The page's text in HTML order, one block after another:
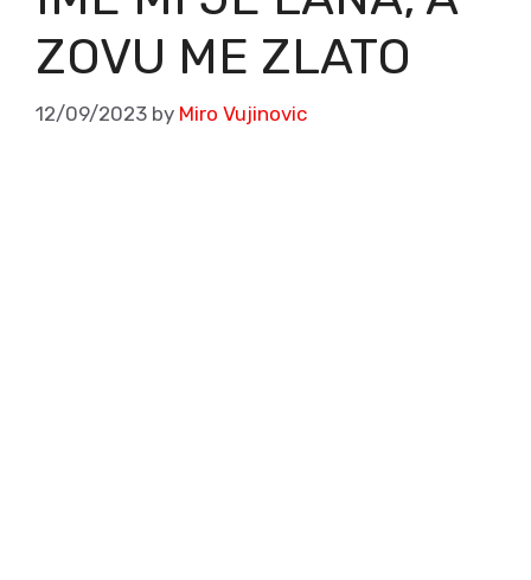
ZOVU ME ZLATO
12/09/2023 by Miro Vujinovic